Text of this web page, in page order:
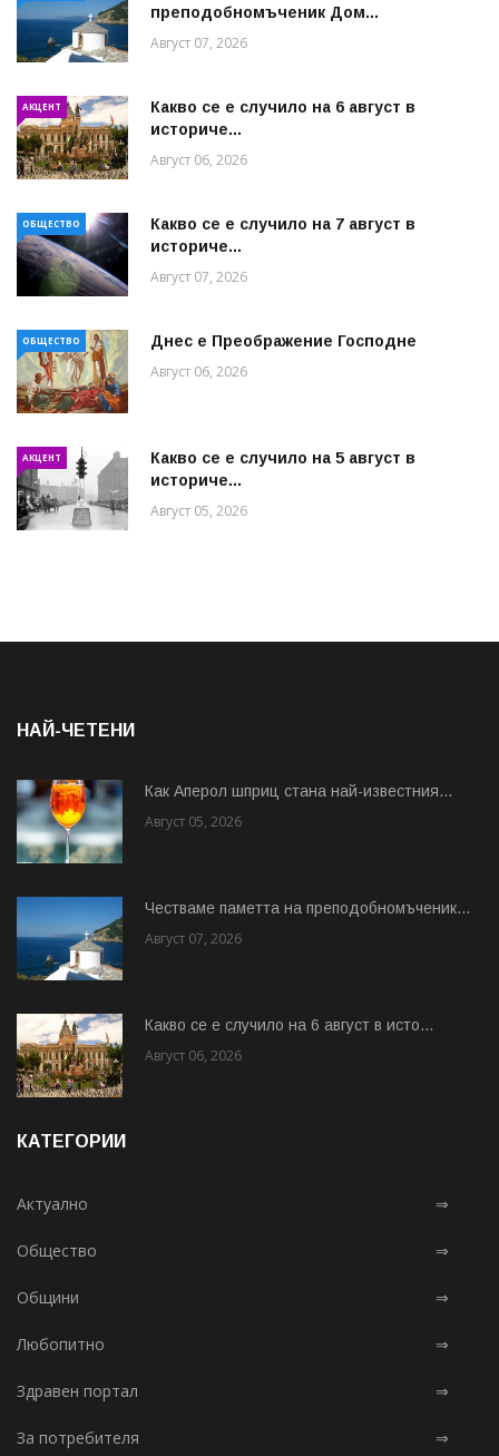
преподобномъченик Дом...
Август 07, 2026
АКЦЕНТ
Какво се е случило на 6 август в
историче...
Август 06, 2026
ОБЩЕСТВО
Какво се е случило на 7 август в
историче...
Август 07, 2026
ОБЩЕСТВО Днес е Преображение Господне
Август 06, 2026
АКЦЕНТ
Какво се е случило на 5 август в
историче...
Август 05, 2026
НАЙ-ЧЕТЕНИ
Как Аперол шприц стана най-известния...
Август 05, 2026
Честваме паметта на преподобномъченик...
Август 07, 2026
Какво се е случило на 6 август в исто...
Август 06, 2026
КАТЕГОРИИ
Актуално ⇒
Общество ⇒
Общини ⇒
Любопитно ⇒
Здравен портал ⇒
За потребителя ⇒